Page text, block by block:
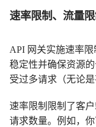
速率限制、流量
API 网关实施速率
稳定性并确保资源
受过多请求（无论
速率限制限制了客
请求数量。例如，